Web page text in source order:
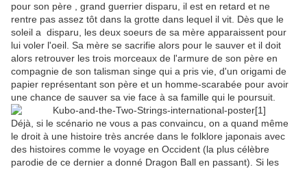
pour son père , grand guerrier disparu, il est en retard et ne
rentre pas assez tôt dans la grotte dans lequel il vit. Dès que le
soleil a disparu, les deux soeurs de sa mère apparaissent pour
lui voler l'oeil. Sa mère se sacrifie alors pour le sauver et il doit
alors retrouver les trois morceaux de l'armure de son père en
compagnie de son talisman singe qui a pris vie, d'un origami de
papier représentant son père et un homme-scarabée pour avoir
une chance de sauver sa vie face à sa famille qui le poursuit.
Déjà, si le scénario ne vous a pas convaincu, on a quand même
le droit à une histoire très ancrée dans le folklore japonais avec
des histoires comme le voyage en Occident (la plus célèbre
parodie de ce dernier a donné Dragon Ball en passant). Si les